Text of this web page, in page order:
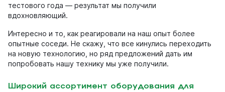
тестового года — результат мы получили
вдохновляющий.
Интересно и то, как реагировали на наш опыт более
опытные соседи. Не скажу, что все кинулись переходить
на новую технологию, но ряд предложений дать им
попробовать нашу технику мы уже получили.
Широкий ассортимент оборудования для